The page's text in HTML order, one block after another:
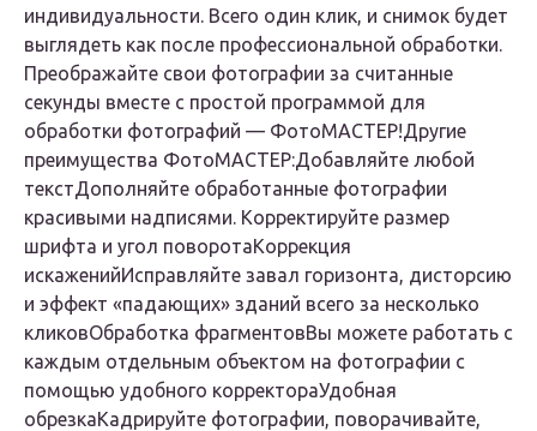
индивидуальности. Всего один клик, и снимок будет
выглядеть как после профессиональной обработки.
Преображайте свои фотографии за считанные
секунды вместе с простой программой для
обработки фотографий — ФотоМАСТЕР!Другие
преимущества ФотоМАСТЕР:Добавляйте любой
текстДополняйте обработанные фотографии
красивыми надписями. Корректируйте размер
шрифта и угол поворотаКоррекция
искаженийИсправляйте завал горизонта, дисторсию
и эффект «падающих» зданий всего за несколько
кликовОбработка фрагментовВы можете работать с
каждым отдельным объектом на фотографии с
помощью удобного корректораУдобная
обрезкаКадрируйте фотографии, поворачивайте,